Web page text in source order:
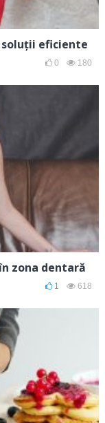
eficiente
0 180
zona dentară
1 618